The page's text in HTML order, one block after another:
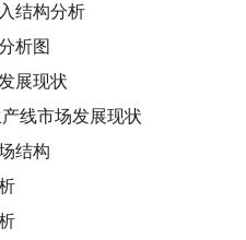
结构分析
析图
展现状
线市场发展现状
结构